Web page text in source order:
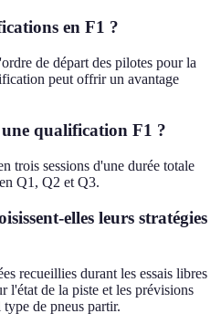
en F1 ?
de départ des pilotes pour la
peut offrir un avantage
qualification F1 ?
trois sessions d'une durée totale
Q1, Q2 et Q3.
elles leurs stratégies
recueillies durant les essais libres
l'état de la piste et les prévisions
de pneus partir.